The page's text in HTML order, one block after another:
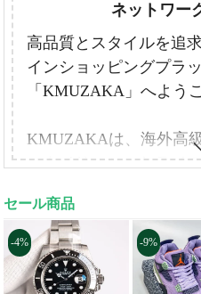
ネットワー
高品質とスタイルを追
インショッピングプラ
「KMUZAKA」へよう
KMUZAKAは、海外高
スタイリッシュなライ
プです。
高品質な腕時計、バッ
アクセサリー、ペット
セット、布団カバー、
セール商品
-4% -9%